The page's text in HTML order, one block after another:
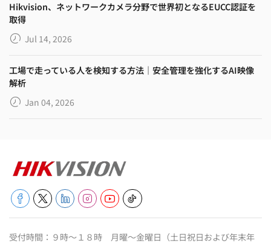
Hikvision、ネットワークカメラ分野で世界初となるEUCC認証を
取得
Jul 14, 2026
工場で走っている人を検知する方法｜安全管理を強化するAI映像
解析
Jan 04, 2026
受付時間：９時～１８時 月曜～金曜日（土日祝日および年末年